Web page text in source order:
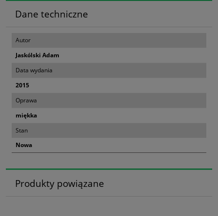
Dane techniczne
Autor
Jaskólski Adam
Data wydania
2015
Oprawa
miękka
Stan
Nowa
Produkty powiązane